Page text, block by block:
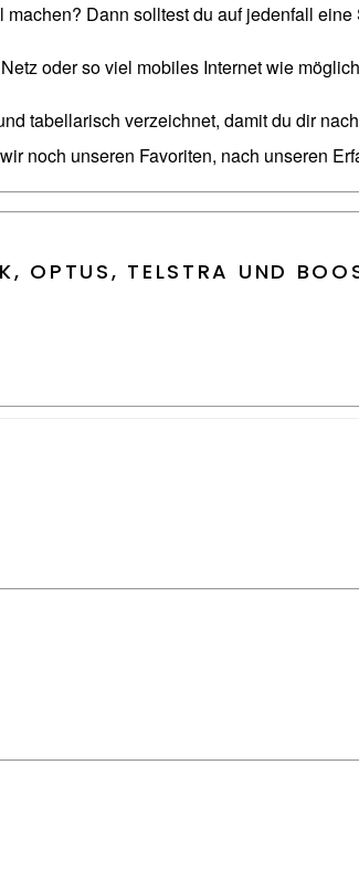
Dann solltest du auf jedenfall
oder so viel mobiles Internet wie
tabellarisch verzeichnet, damit du dir
noch unseren Favoriten, nach unseren
OPTUS, TELSTRA UND